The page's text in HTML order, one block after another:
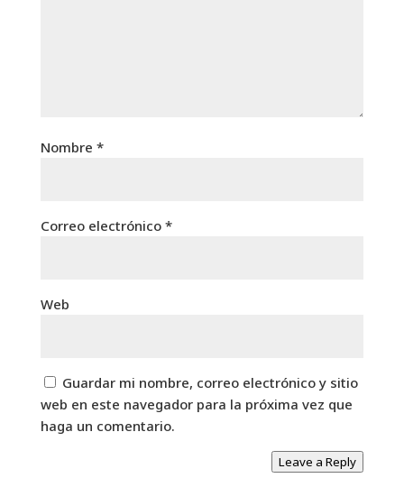
Nombre *
Correo electrónico *
Web
Guardar mi nombre, correo electrónico y sitio
web en este navegador para la próxima vez que
haga un comentario.
Leave a Reply